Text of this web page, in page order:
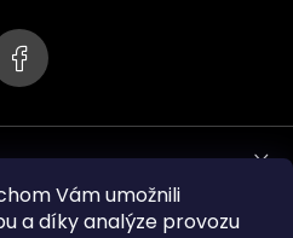
Vám umožnili
a díky analýze provozu